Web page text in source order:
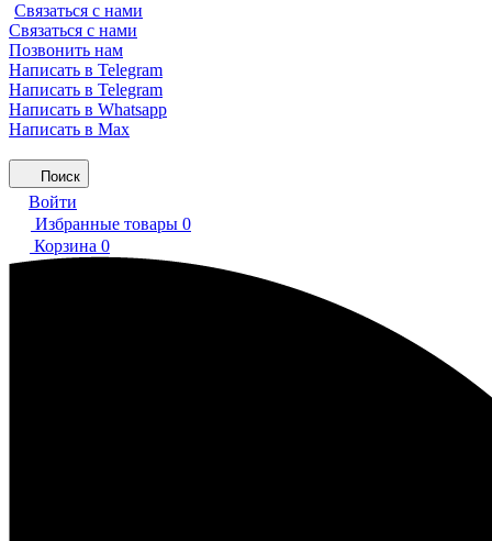
Связаться с нами
Связаться с нами
Позвонить нам
Написать в Telegram
Написать в Telegram
Написать в Whatsapp
Написать в Max
Поиск
Войти
Избранные товары 0
Корзина 0